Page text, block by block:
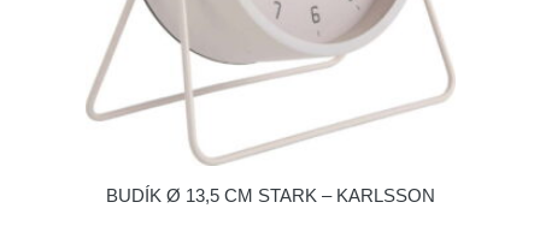
BUDÍK Ø 13,5 CM STARK – KARLSSON